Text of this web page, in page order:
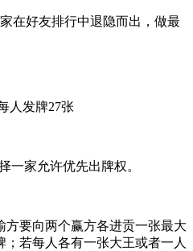
好友排行中退隐而出，做最
发牌27张
家允许优先出牌权。
向两个赢方各进贡一张最大
若每人各有一张大王或者一人